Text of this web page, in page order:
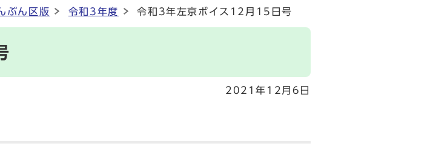
ぶん区版 令和3年度 令和3年左京ボイス12月15日号
2021年12月6日